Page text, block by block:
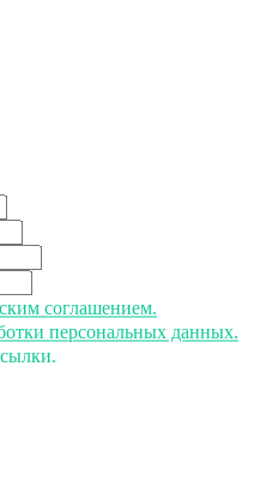
соглашением.
персональных данных.